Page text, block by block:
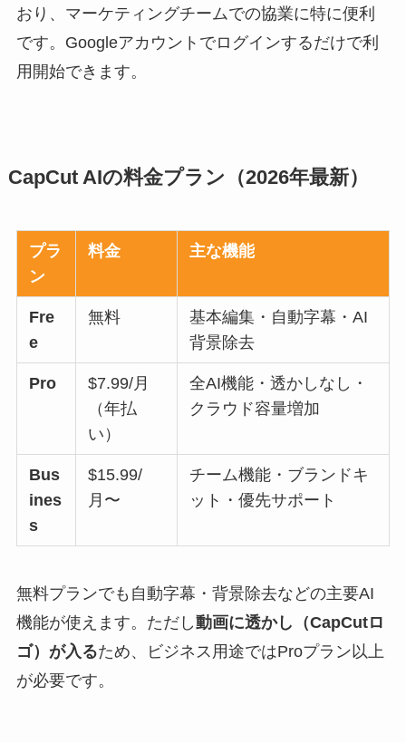
おり、マーケティングチームでの協業に特に便利
です。Googleアカウントでログインするだけで利
用開始できます。
CapCut AIの料金プラン（2026年最新）
プラ
ン
料金 主な機能
Fre
e
無料
基本編集・自動字幕・AI
背景除去
Pro
$7.99/月
（年払
い）
全AI機能・透かしなし・
クラウド容量増加
Bus
ines
s
$15.99/
月〜
チーム機能・ブランドキ
ット・優先サポート
無料プランでも自動字幕・背景除去などの主要AI
機能が使えます。ただし動画に透かし（CapCutロ
ゴ）が入るため、ビジネス用途ではProプラン以上
が必要です。